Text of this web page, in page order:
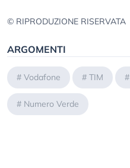
© RIPRODUZIONE RISERVATA
ARGOMENTI
# Vodafone # TIM #
# Numero Verde